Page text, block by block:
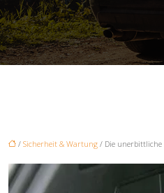
/ Sicherheit & Wartung / Die unerbittliche